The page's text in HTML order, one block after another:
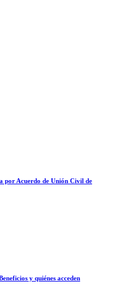
por Acuerdo de Unión Civil de
y quiénes acceden